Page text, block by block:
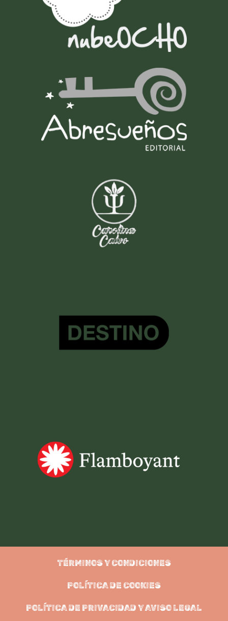
TÉRMINOS Y CONDICIONES
POLÍTICA DE COOKIES
POLÍTICA DE PRIVACIDAD Y AVISO LEGAL